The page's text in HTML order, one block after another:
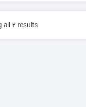
all 2 results